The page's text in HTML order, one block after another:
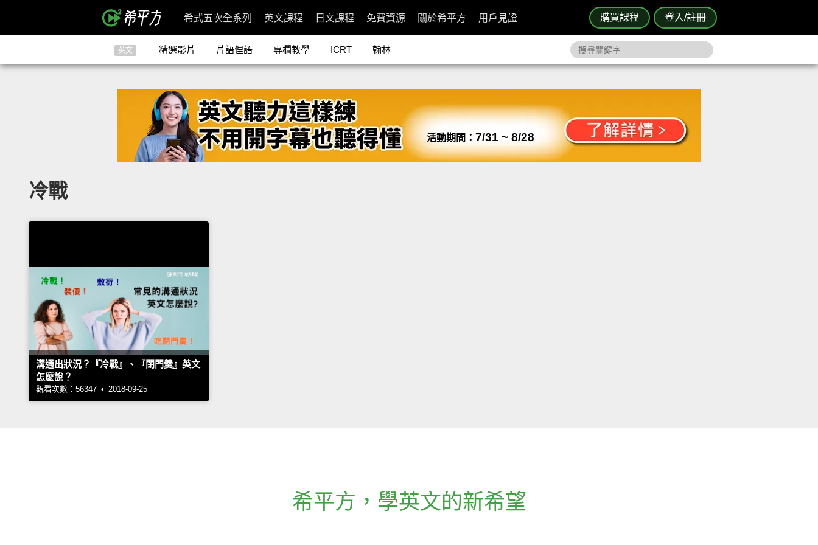
購買課程 登入/註冊
希式五次全系列 英文課程 日文課程 免費資源 關於希平方 用戶見證
英文 精選影片 片語俚語 專欄教學 ICRT 翰林
活動期間： 7/31 ~ 8/28
冷戰
溝通出狀況？『冷戰』、『閉門羹』英文
怎麼說？
觀看次數：56347 • 2018-09-25
希平方 ， 學英文的新希望